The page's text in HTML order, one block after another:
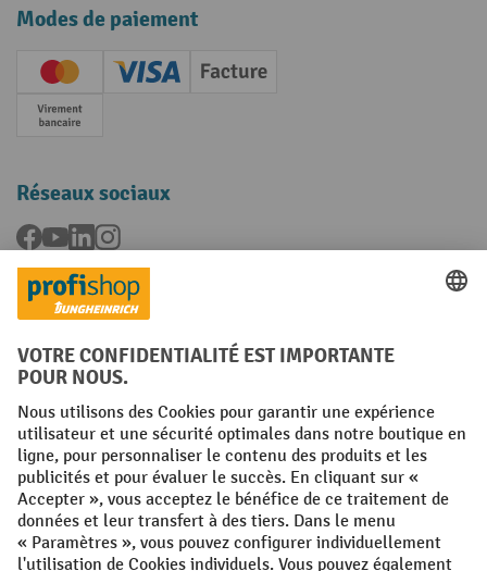
Modes de paiement
Creditcard (Master)Creditcard (Visa)
Facture
Paiement anticipé
Réseaux sociaux
Facebook
YouTubeLinkedInInstagram
Langues
FR NL
Conditions générales Mentions légales
Protection des Données Politique de cookies
All prices excl. VAT plusshipping costsand possible delivery charges,